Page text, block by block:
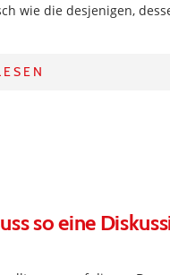
wie die desjenigen,
so eine